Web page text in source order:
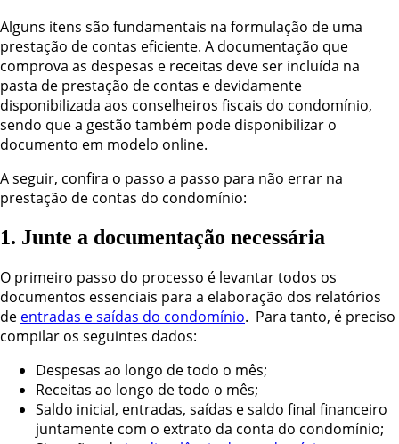
Alguns itens são fundamentais na formulação de uma
prestação de contas eficiente. A documentação que
comprova as despesas e receitas deve ser incluída na
pasta de prestação de contas e devidamente
disponibilizada aos conselheiros fiscais do condomínio,
sendo que a gestão também pode disponibilizar o
documento em modelo online.
A seguir, confira o passo a passo para não errar na
prestação de contas do condomínio:
1. Junte a documentação necessária
O primeiro passo do processo é levantar todos os
documentos essenciais para a elaboração dos relatórios
de entradas e saídas do condomínio. Para tanto, é preciso
compilar os seguintes dados:
Despesas ao longo de todo o mês;
Receitas ao longo de todo o mês;
Saldo inicial, entradas, saídas e saldo final financeiro
juntamente com o extrato da conta do condomínio;